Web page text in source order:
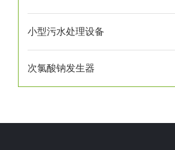
小型污水处理设备
次氯酸钠发生器